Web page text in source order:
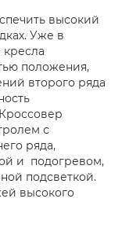
высокий
Уже в
положения,
второго ряда
с
ряда,
и подогревом,
подсветкой.
высокого